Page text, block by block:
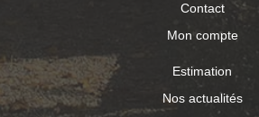
Contact
Mon compte
Estimation
Nos actualités